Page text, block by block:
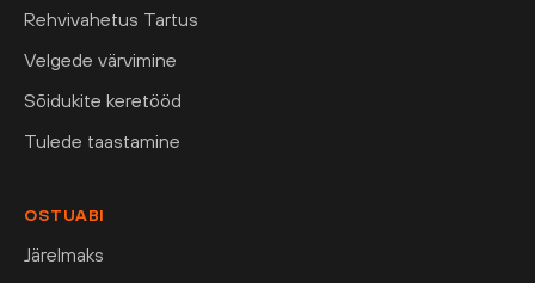
Rehvivahetus Tartus
Velgede värvimine
Sõidukite keretööd
Tulede taastamine
OSTUABI
Järelmaks